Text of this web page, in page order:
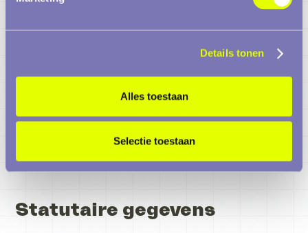
Details tonen
Alles toestaan
Selectie toestaan
voort te zetten, die nodig zijn om onze
Je kunt doneren via:
IBAN: NL06 TRIO 0390 1042 48
RSIN: 854933992
Statutaire gegevens